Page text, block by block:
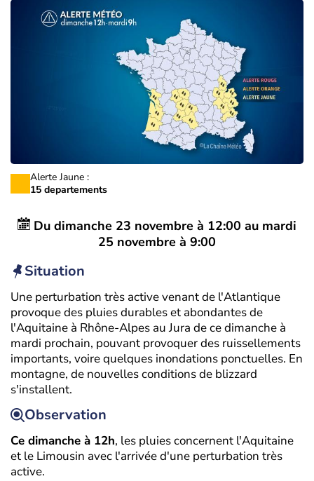
Alerte Jaune :
15 departements
Du dimanche 23 novembre à 12:00 au mardi
25 novembre à 9:00
Situation
Une perturbation très active venant de l'Atlantique
provoque des pluies durables et abondantes de
l'Aquitaine à Rhône-Alpes au Jura de ce dimanche à
mardi prochain, pouvant provoquer des ruissellements
importants, voire quelques inondations ponctuelles. En
montagne, de nouvelles conditions de blizzard
s'installent.
Observation
Ce dimanche à 12h, les pluies concernent l'Aquitaine
et le Limousin avec l'arrivée d'une perturbation très
active.